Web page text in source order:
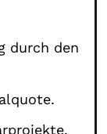
durch den